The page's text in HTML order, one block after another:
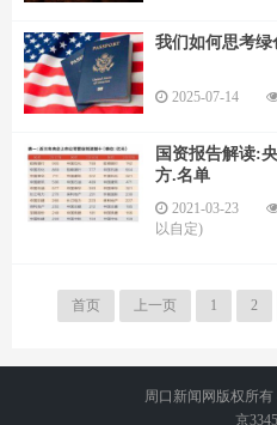
我们如何思考绿
2025-07-14
国资报告解读:
方.名单
2021-03-23
以自定)
首页 上一页 1 2
周口新闻网版权所有
京